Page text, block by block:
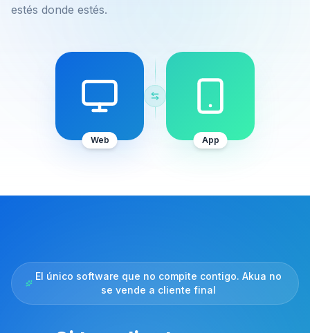
estés donde estés.
Web App
El único software que no compite contigo. Akua no
se vende a cliente final